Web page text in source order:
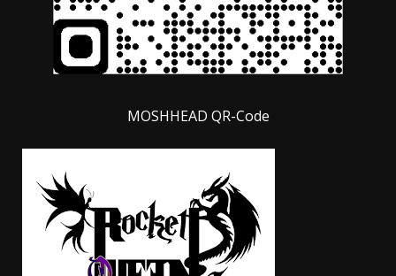
MOSHHEAD QR-Code